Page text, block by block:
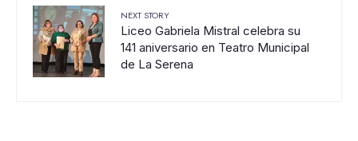
NEXT STORY
Liceo Gabriela Mistral celebra su
141 aniversario en Teatro Municipal
de La Serena